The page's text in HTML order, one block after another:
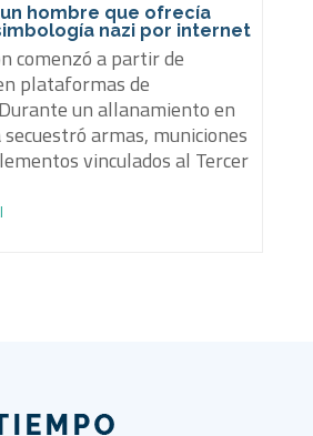
hombre que ofrecía
nazi por internet
comenzó a partir de
plataformas de
un allanamiento en
armas, municiones
vinculados al Tercer